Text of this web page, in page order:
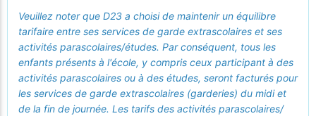
Veuillez noter que D23 a choisi de maintenir un équilibre
tarifaire entre ses services de garde extrascolaires et ses
activités parascolaires/études. Par conséquent, tous les
enfants présents à l'école, y compris ceux participant à des
activités parascolaires ou à des études, seront facturés pour
les services de garde extrascolaires (garderies) du midi et
de la fin de journée. Les tarifs des activités parascolaires/